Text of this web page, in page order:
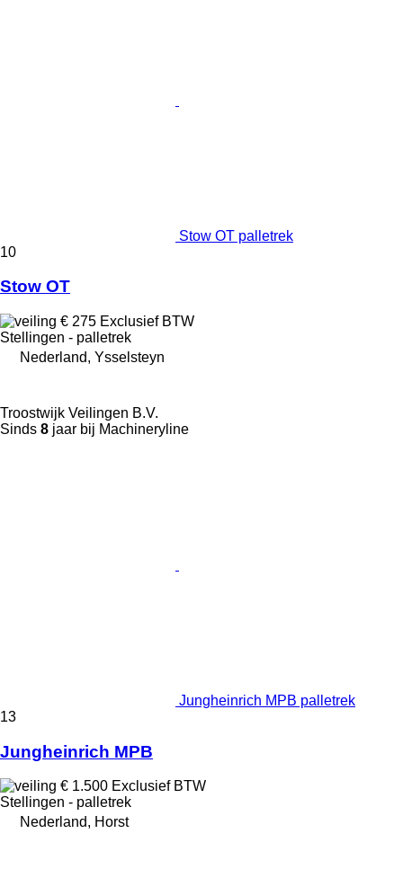
Stow OT palletrek
10
Stow OT
€ 275 Exclusief BTW
Stellingen - palletrek
Nederland, Ysselsteyn
Troostwijk Veilingen B.V.
Sinds 8 jaar bij Machineryline
Jungheinrich MPB palletrek
13
Jungheinrich MPB
€ 1.500 Exclusief BTW
Stellingen - palletrek
Nederland, Horst